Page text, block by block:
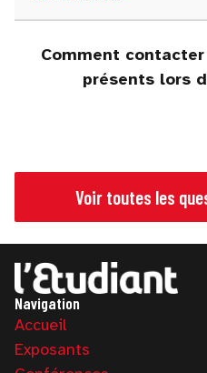
Comment
présents lors
Voir toutes les
Navigation
Accueil
Exposants